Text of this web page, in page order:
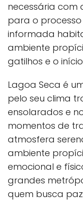
necessária com
para o
informada
ambiente
gatilhos e o
Lagoa Seca é
pelo seu clima
ensolarados e
momentos de
atmosfera
ambiente
emocional e
grandes
quem busca